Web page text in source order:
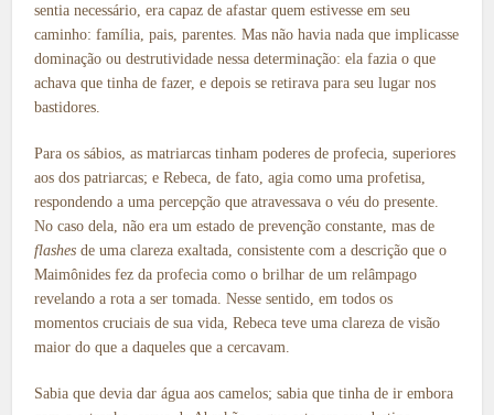
sentia necessário, era capaz de afastar quem estivesse em seu
caminho: família, pais, parentes. Mas não havia nada que implicasse
dominação ou destrutividade nessa determinação: ela fazia o que
achava que tinha de fazer, e depois se retirava para seu lugar nos
bastidores.
Para os sábios, as matriarcas tinham poderes de profecia, superiores
aos dos patriarcas; e Rebeca, de fato, agia como uma profetisa,
respondendo a uma percepção que atravessava o véu do presente.
No caso dela, não era um estado de prevenção constante, mas de
flashes de uma clareza exaltada, consistente com a descrição que o
Maimônides fez da profecia como o brilhar de um relâmpago
revelando a rota a ser tomada. Nesse sentido, em todos os
momentos cruciais de sua vida, Rebeca teve uma clareza de visão
maior do que a daqueles que a cercavam.
Sabia que devia dar água aos camelos; sabia que tinha de ir embora